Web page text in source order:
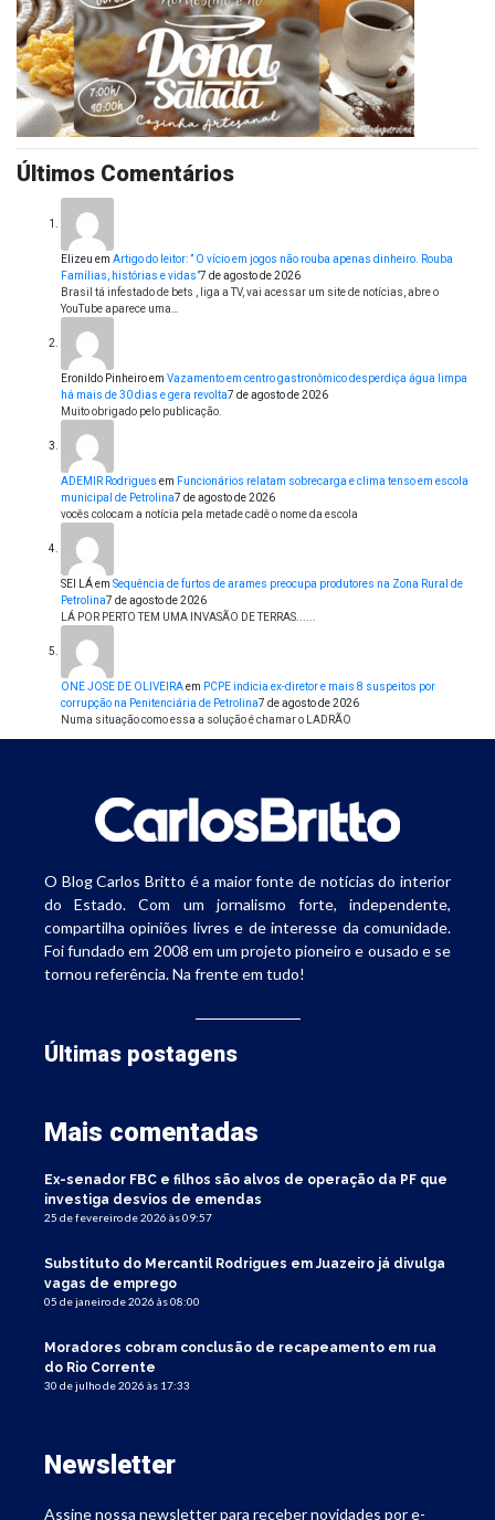
Últimos Comentários
Elizeu em Artigo do leitor: ” O vício em jogos não rouba apenas dinheiro. Rouba
Famílias, histórias e vidas”7 de agosto de 2026
Brasil tá infestado de bets , liga a TV, vai acessar um site de notícias, abre o
YouTube aparece uma…
Eronildo Pinheiroem Vazamento em centro gastronômico desperdiça água limpa
há mais de 30 dias e gera revolta7 de agosto de 2026
Muito obrigado pelo publicação.
ADEMIR Rodrigues em Funcionários relatam sobrecarga e clima tenso em escola
municipal de Petrolina7 de agosto de 2026
vocês colocam a notícia pela metade cadê o nome da escola
SEI LÁem Sequência de furtos de arames preocupa produtores na Zona Rural de
Petrolina7 de agosto de 2026
LÁ POR PERTO TEM UMA INVASÃO DE TERRAS......
ONE JOSE DE OLIVEIRAem PCPE indicia ex-diretor e mais 8 suspeitos por
corrupção na Penitenciária de Petrolina7 de agosto de 2026
Numa situação como essa a solução é chamar o LADRÃO
O Blog Carlos Britto é a maior fonte de notícias do interior
do Estado. Com um jornalismo forte, independente,
compartilha opiniões livres e de interesse da comunidade.
Foi fundado em 2008 em um projeto pioneiro e ousado e se
tornou referência. Na frente em tudo!
Últimas postagens
Mais comentadas
Ex-senador FBC e filhos são alvos de operação da PF que
investiga desvios de emendas
25 de fevereiro de 2026 às 09:57
Substituto do Mercantil Rodrigues em Juazeiro já divulga
vagas de emprego
05 de janeiro de 2026 às 08:00
Moradores cobram conclusão de recapeamento em rua
do Rio Corrente
30 de julho de 2026 às 17:33
Newsletter
Assine nossa newsletter para receber novidades por e-